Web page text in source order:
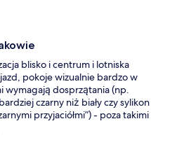
blisko i centrum i lotniska
pokoje wizualnie bardzo w
wymagają dosprzątania (np.
czarny niż biały czy sylikon
przyjaciółmi”) - poza takimi
:) polecam